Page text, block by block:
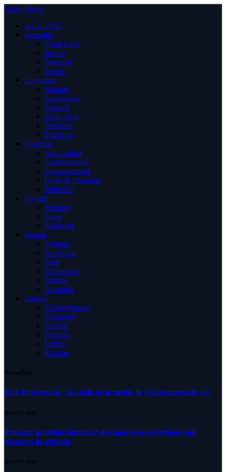
Close Menu
A LA UNE
Actualité
Flash Infos
Justice
National
Sports
Economie
Banque
Commerce
Finance
High-Tech
Industrie
Tourisme
Politique
Association
Communiqué
gouvernement
Droit de l’homme
Ministère
Société
Enfance
Santé
Solidarité
Monde
Afrique
Amérique
Asie
Diplomatie
Europe
Australia
Culture
Condoléances
Proximité
Famille
Podcast
Livres
Histoire
Actualités
Rub Philosophie : Au dela de la mêlée, le dépassement de soi
10 AOÛT 2026
Protéger la cellule familliale des mauvaises intentions qui
séparent les enfants
10 AOÛT 2026